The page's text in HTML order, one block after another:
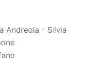
Andreola - Silvia